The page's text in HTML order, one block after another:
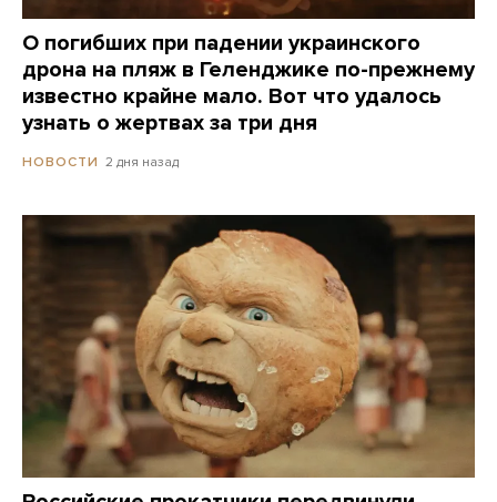
О погибших при падении украинского
дрона на пляж в Геленджике по-прежнему
известно крайне мало. Вот что удалось
узнать о жертвах за три дня
НОВОСТИ 2 дня назад